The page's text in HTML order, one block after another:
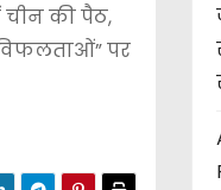
की पैठ,
विफलताओं” पर